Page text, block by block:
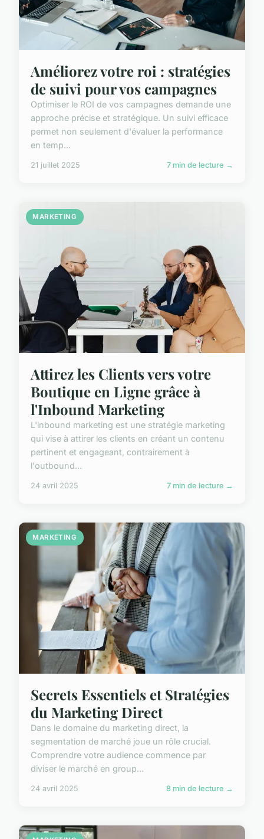
Améliorez votre roi : stratégies
de suivi pour vos campagnes
Optimiser le ROI de vos campagnes demande une
approche précise et stratégique. Un suivi efficace
permet non seulement d'évaluer la performance
en temp...
21 juillet 2025 7 min de lecture →
MARKETING
Attirez les Clients vers votre
Boutique en Ligne grâce à
l'Inbound Marketing
L'inbound marketing est une stratégie marketing
qui vise à attirer les clients en créant un contenu
pertinent et engageant, contrairement à
l'outbound...
24 avril 2025 7 min de lecture →
MARKETING
Secrets Essentiels et Stratégies
du Marketing Direct
Dans le domaine du marketing direct, la
segmentation de marché joue un rôle crucial.
Comprendre votre audience commence par
diviser le marché en group...
24 avril 2025 8 min de lecture →